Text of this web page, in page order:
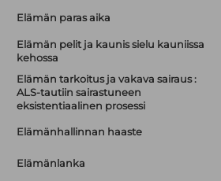
Elämän paras aika
Elämän pelit ja kaunis sielu kauniissa
kehossa
Elämän tarkoitus ja vakava sairaus :
ALS-tautiin sairastuneen
eksistentiaalinen prosessi
Elämänhallinnan haaste
Elämänlanka